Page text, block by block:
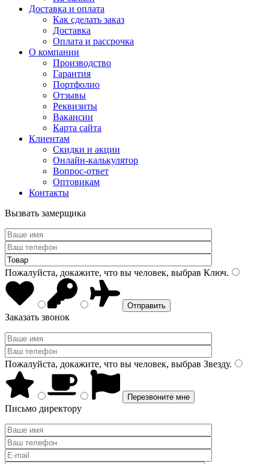
Доставка и оплата
Как сделать заказ
Доставка
Оплата и рассрочка
О компании
Производство
Гарантия
Портфолио
Отзывы
Реквизиты
Вакансии
Карта сайта
Клиентам
Скидки и акции
Онлайн-калькулятор
Вопрос-ответ
Оптовикам
Контакты
Вызвать замерщика
Пожалуйста, докажите, что вы человек, выбрав Ключ.
Заказать звонок
Пожалуйста, докажите, что вы человек, выбрав Звезду.
Письмо директору